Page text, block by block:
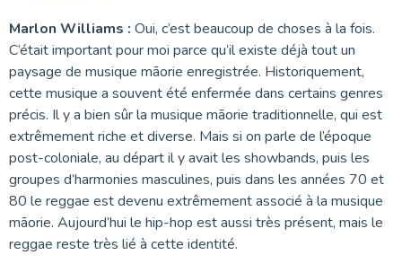
Marlon Williams : Oui, c’est beaucoup de choses à la fois.
C’était important pour moi parce qu’il existe déjà tout un
paysage de musique māorie enregistrée. Historiquement,
cette musique a souvent été enfermée dans certains genres
précis. Il y a bien sûr la musique māorie traditionnelle, qui est
extrêmement riche et diverse. Mais si on parle de l’époque
post-coloniale, au départ il y avait les showbands, puis les
groupes d’harmonies masculines, puis dans les années 70 et
80 le reggae est devenu extrêmement associé à la musique
māorie. Aujourd’hui le hip-hop est aussi très présent, mais le
reggae reste très lié à cette identité.